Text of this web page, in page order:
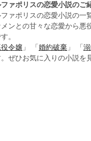
ァポリスの恋愛小説のご
ァポリスの恋愛小説の一
ンとの甘々な恋愛から悪
。
令嬢 」 「 婚約破棄 」 「
ぜひお気に入りの小説を